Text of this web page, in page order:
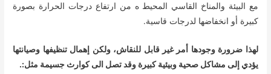
مع البيئة والمناخ القاسي المحيط ه من ارتفاع درجات الحرارة بصورة
كبيرة أو انخفاضها لدرجات قاسية.
لهذا ضرورة وجودها أمر غير قابل للنقاش، ولكن إهمال تنظيفها وصيانتها
يؤدي إلى مشاكل صحية وبيئية كبيرة وقد تصل الى كوارث جسيمة مثل:.